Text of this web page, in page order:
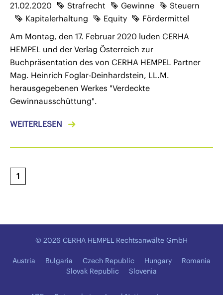
21.02.2020 Strafrecht Gewinne
Steuern
Kapitalerhaltung
Equity
Fördermittel
Am Montag, den 17. Februar 2020 luden CERHA
HEMPEL und der Verlag Österreich zur
Buchpräsentation des von CERHA HEMPEL Partner
Mag. Heinrich Foglar-Deinhardstein, LL.M.
herausgegebenen Werkes "Verdeckte
Gewinnausschüttung".
WEITERLESEN
1
© 2026 CERHA HEMPEL Rechtsanwälte GmbH
Austria Bulgaria Czech Republic Hungary
Romania
Slovak Republic
Slovenia